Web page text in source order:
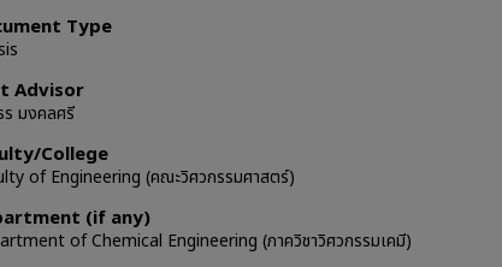
Type
Advisor
ร มงคลศรี
College
of Engineering (คณะวิศวกรรมศาสตร์)
(if any)
of Chemical Engineering (ภาควิชาวิศวกรรมเคมี)